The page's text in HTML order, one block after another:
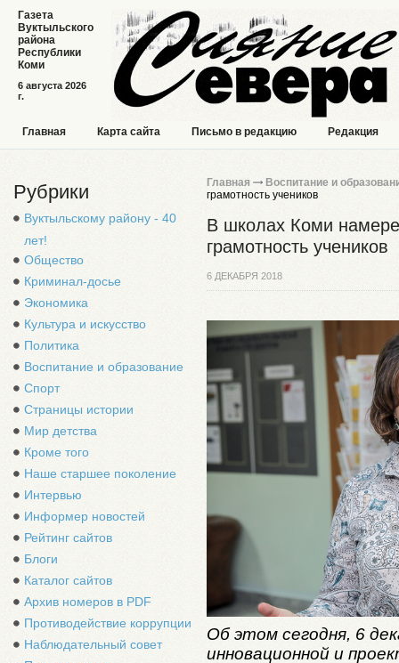
6 августа 2026
г.
Газета
Вуктыльского
района
Республики
Коми
Главная Карта сайта Письмо в редакцию Редакция
Рубрики
Вуктыльскому району - 40
лет!
Общество
Криминал-досье
Экономика
Культура и искусство
Политика
Воспитание и образование
Спорт
Страницы истории
Мир детства
Кроме того
Наше старшее поколение
Интервью
Информер новостей
Рейтинг сайтов
Блоги
Каталог сайтов
Архив номеров в PDF
Противодействие коррупции
Наблюдательный совет
Главная
Воспитание и
грамотность учеников
В школах Коми
грамотность учеников
6 ДЕКАБРЯ 2018
Об этом сегодня, 6
инновационной и